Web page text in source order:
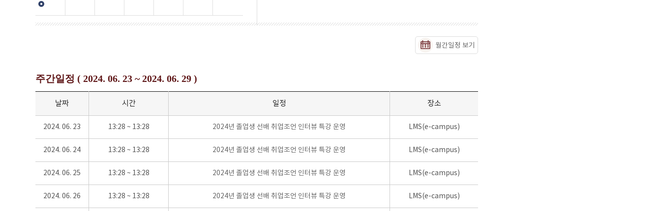
월간일정 보기
주간일정 ( 2024. 06. 23 ~ 2024. 06. 29 )
날짜 시간 일정 장소
2024. 06. 23 13:28 ~ 13:28 2024년 졸업생 선배 취업조언 인터뷰 특강 운영 LMS(e-campus)
2024. 06. 24 13:28 ~ 13:28 2024년 졸업생 선배 취업조언 인터뷰 특강 운영 LMS(e-campus)
2024. 06. 25 13:28 ~ 13:28 2024년 졸업생 선배 취업조언 인터뷰 특강 운영 LMS(e-campus)
2024. 06. 26 13:28 ~ 13:28 2024년 졸업생 선배 취업조언 인터뷰 특강 운영 LMS(e-campus)